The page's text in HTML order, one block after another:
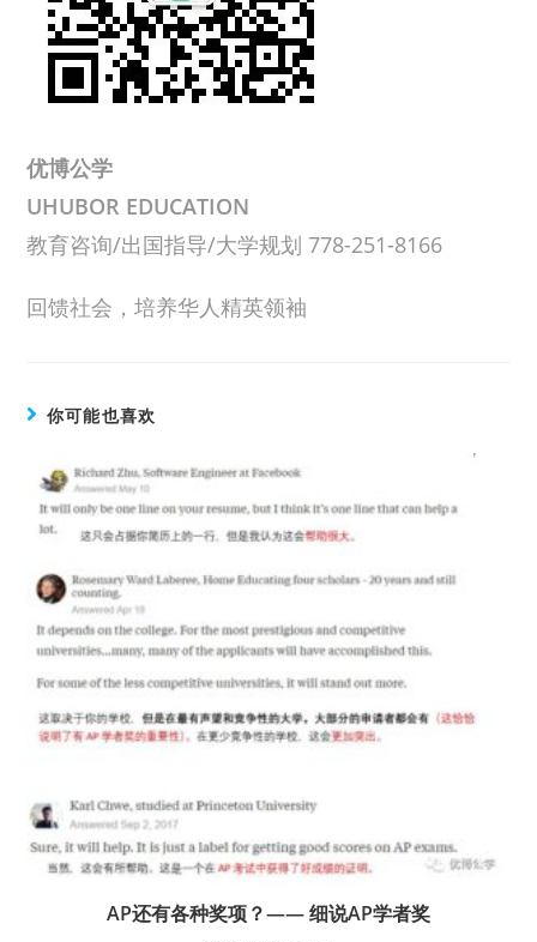
优博公学
UHUBOR EDUCATION
教育咨询/出国指导/大学规划 778-251-8166
回馈社会，培养华人精英领袖
你可能也喜欢
AP还有各种奖项？—— 细说AP学者奖